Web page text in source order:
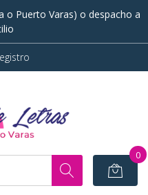
o Puerto Varas) o despacho a
0